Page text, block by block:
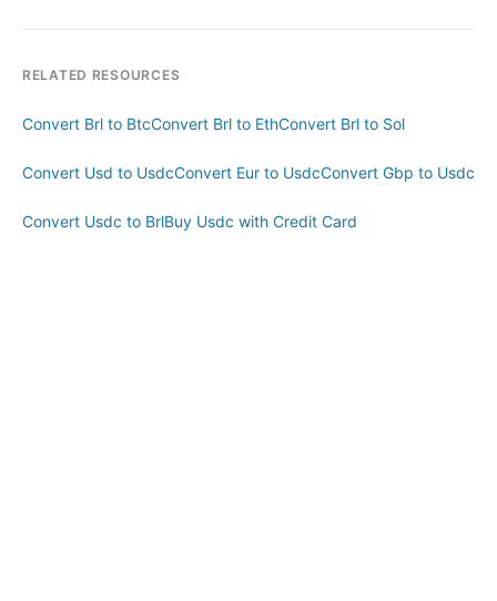
RELATED RESOURCES
Convert Brl to BtcConvert Brl to EthConvert Brl to Sol
Convert Usd to UsdcConvert Eur to UsdcConvert Gbp to Usdc
Convert Usdc to BrlBuy Usdc with Credit Card